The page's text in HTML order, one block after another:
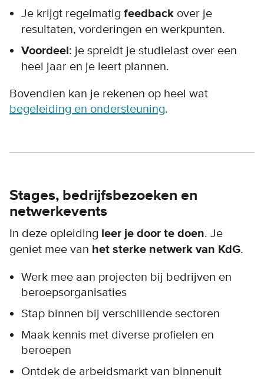
Je krijgt regelmatig feedback over je
resultaten, vorderingen en werkpunten.
Voordeel: je spreidt je studielast over een
heel jaar en je leert plannen.
Bovendien kan je rekenen op heel wat
begeleiding en ondersteuning.
Stages, bedrijfsbezoeken en
netwerkevents
In deze opleiding leer je door te doen. Je
geniet mee van het sterke netwerk van KdG.
Werk mee aan projecten bij bedrijven en
beroepsorganisaties
Stap binnen bij verschillende sectoren
Maak kennis met diverse profielen en
beroepen
Ontdek de arbeidsmarkt van binnenuit